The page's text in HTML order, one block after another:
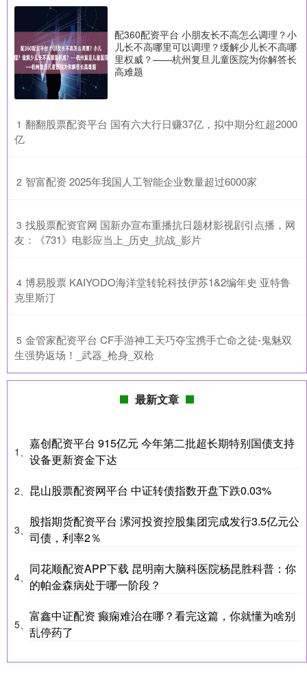
配360配资平台 小朋友长不高怎么调理？小
儿长不高哪里可以调理？缓解少儿长不高哪
里权威？——杭州复旦儿童医院为你解答长
高难题
1 ​翻翻股票配资平台 国有六大行日赚37亿，拟中期分红超2000
亿
2 ​智富配资 2025年我国人工智能企业数量超过6000家
3 ​找股票配资官网 国新办宣布重播抗日题材影视剧引点播，网
友：《731》电影应当上_历史_抗战_影片
4 ​博易股票 KAIYODO海洋堂转轮科技伊苏1&2编年史 亚特鲁
克里斯汀
5 ​金管家配资平台 CF手游神工天巧夺宝携手亡命之徒-鬼魅双
生强势返场！_武器_枪身_双枪
最新文章
1、
嘉创配资平台 915亿元 今年第二批超长期特别国债支持
设备更新资金下达
2、 昆山股票配资网平台 中证转债指数开盘下跌0.03%
3、
股指期货配资平台 漯河投资控股集团完成发行3.5亿元公
司债，利率2％
4、
同花顺配资APP下载 昆明南大脑科医院杨昆胜科普：你
的帕金森病处于哪一阶段？
5、
富鑫中证配资 癫痫难治在哪？看完这篇，你就懂为啥别
乱停药了